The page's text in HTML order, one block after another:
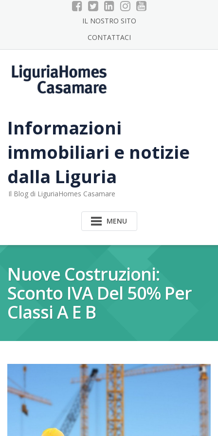
IL NOSTRO SITO
CONTATTACI
Informazioni
immobiliari e notizie
dalla Liguria
Il Blog di LiguriaHomes Casamare
MENU
Nuove Costruzioni:
Sconto IVA Del 50% Per
Classi A E B